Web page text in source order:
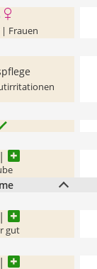
Frauen
gut